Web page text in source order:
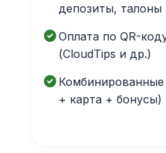
депозиты, талоны
Оплата по QR-
(CloudTips и др.)
+ карта + бонусы)